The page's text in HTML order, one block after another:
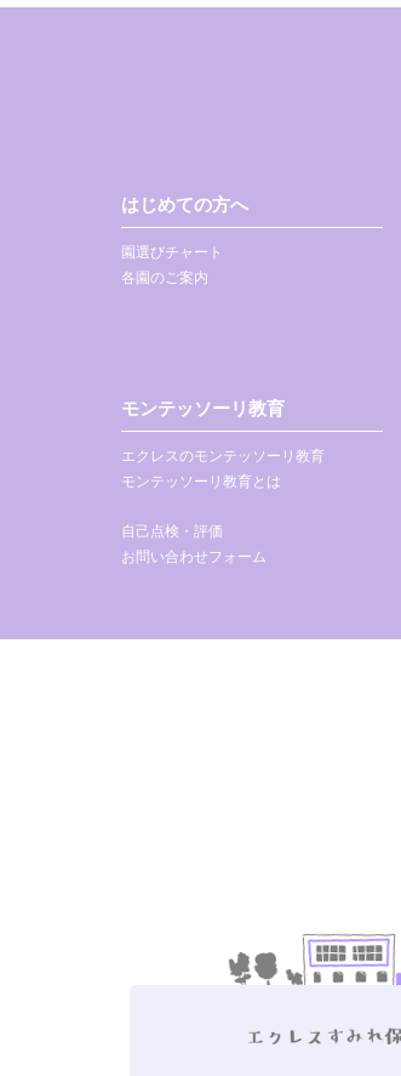
はじめての方へ
園選びチャート
各園のご案内
モンテッソーリ教育
エクレスのモンテッソーリ教育
モンテッソーリ教育とは
自己点検・評価
お問い合わせフォーム